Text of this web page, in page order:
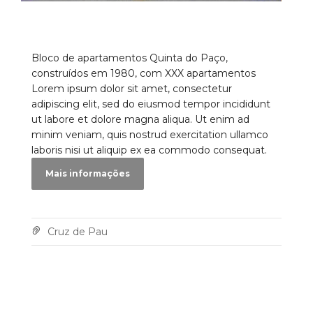
Bloco de apartamentos Quinta do Paço,
construídos em 1980, com XXX apartamentos
Lorem ipsum dolor sit amet, consectetur
adipiscing elit, sed do eiusmod tempor incididunt
ut labore et dolore magna aliqua. Ut enim ad
minim veniam, quis nostrud exercitation ullamco
laboris nisi ut aliquip ex ea commodo consequat.
Mais informações
Cruz de Pau